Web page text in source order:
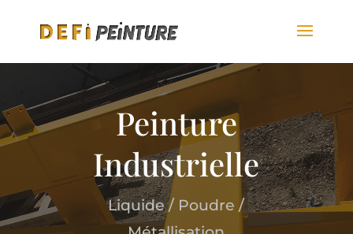
Peinture
Industrielle
Liquide / Poudre /